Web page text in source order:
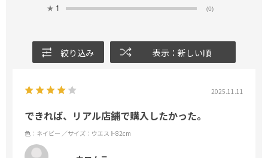
★ 1 (0)
絞り込み 表示：新しい順
2025.11.11
できれば、リアル店舗で購入したかった。
色：ネイビー ／サイズ：ウエスト82cm